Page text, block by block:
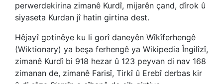
perwerdekirina zimanê Kurdî, mijarên çand, dîrok û
siyaseta Kurdan jî hatin girtina dest.
Hêjayî gotinêye ku li gorî daneyên Wîkîferhengê
(Wiktionary) ya beşa ferhengê ya Wikipedia Îngilîzî,
zimanê Kurdî bi 918 hezar û 123 peyvan di nav 168
zimanan de, zimanê Farisî, Tirkî û Erebî derbas kir